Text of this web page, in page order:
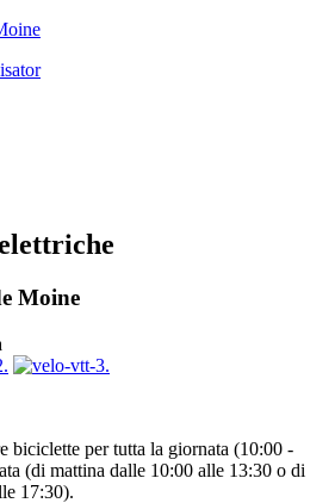
Moine
biciclette per tutta la giornata (10:00 -
(di mattina dalle 10:00 alle 13:30 o di
17:30).